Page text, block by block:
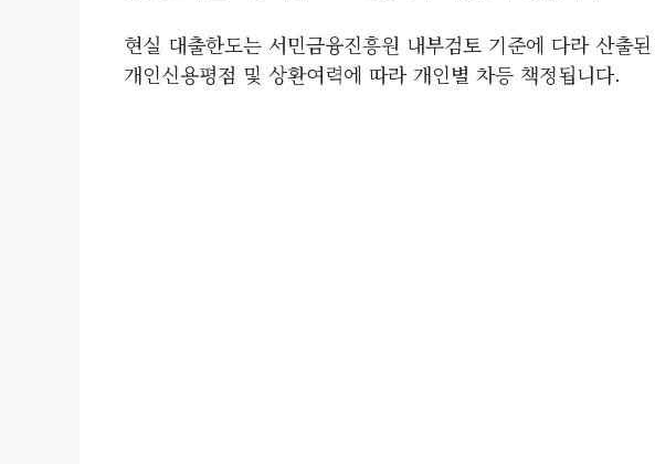
현실 대출한도는 서민금융진흥원 내부검토 기준에 다라 산출
개인신용평점 및 상환여력에 따라 개인별 차등 책정됩니다.